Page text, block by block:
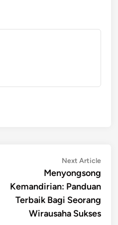
Next ArticleNext
Menyongsong
Kemandirian: Panduan
Terbaik Bagi Seorang
Wirausaha Sukses